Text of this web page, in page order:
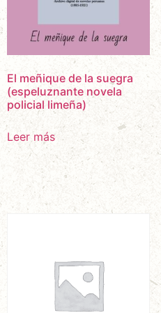
El meñique de la suegra
(espeluznante novela
policial limeña)
Leer más